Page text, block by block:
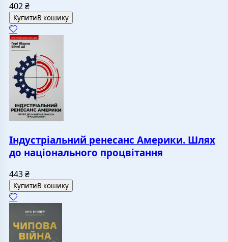
402₴
КупитиВ кошику
Індустріальний ренесанс Америки. Шлях
до національного процвітання
443₴
КупитиВ кошику